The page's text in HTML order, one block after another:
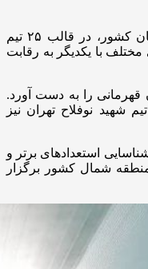
در این رقابت‌ها ۱۱۴ شناگر از ۱۰ استان کشور، در قالب ۲۵ تیم
با یکدیگر به رقابت
قهرمانی را به دست آورد.
شهید نوفلاح تهران نیز
استعدادهای برتر و
شمال کشور برگزار